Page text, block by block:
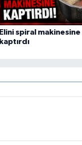
Elini spiral makinesine
kaptırdı